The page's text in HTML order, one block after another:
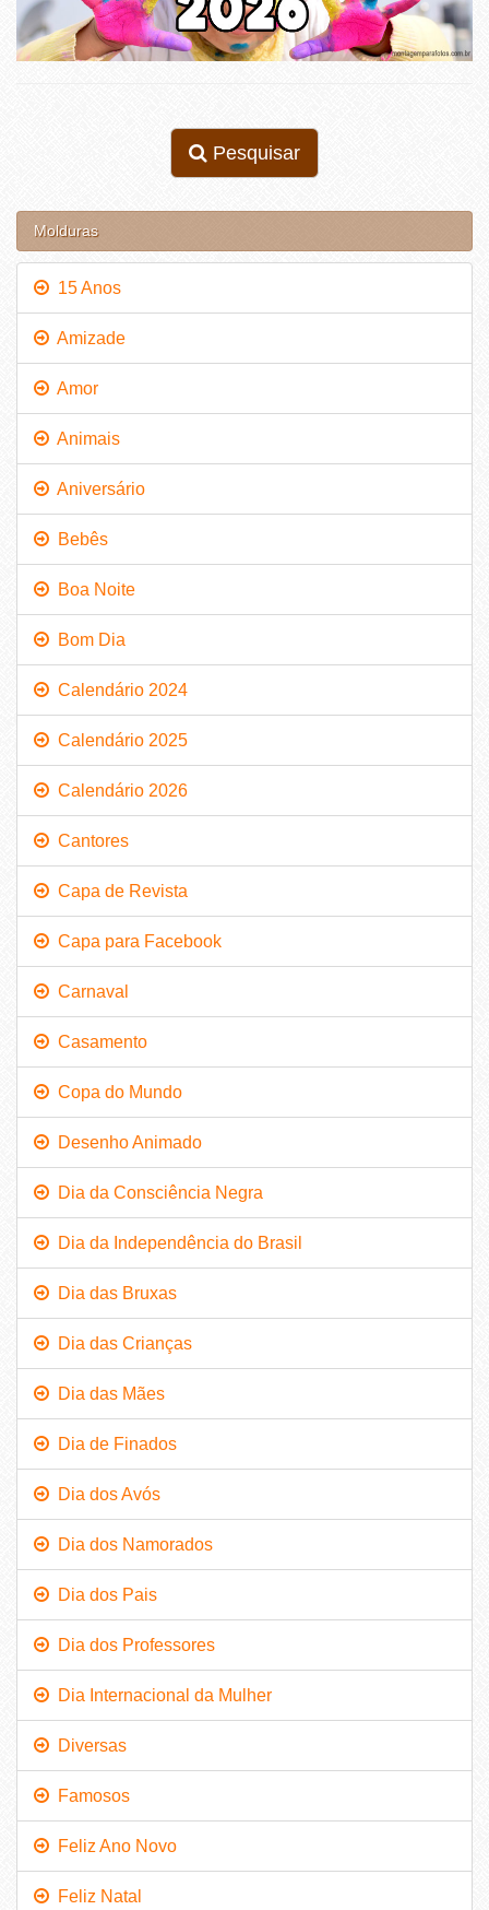
Pesquisar
Molduras
15 Anos
Amizade
Amor
Animais
Aniversário
Bebês
Boa Noite
Bom Dia
Calendário 2024
Calendário 2025
Calendário 2026
Cantores
Capa de Revista
Capa para Facebook
Carnaval
Casamento
Copa do Mundo
Desenho Animado
Dia da Consciência Negra
Dia da Independência do Brasil
Dia das Bruxas
Dia das Crianças
Dia das Mães
Dia de Finados
Dia dos Avós
Dia dos Namorados
Dia dos Pais
Dia dos Professores
Dia Internacional da Mulher
Diversas
Famosos
Feliz Ano Novo
Feliz Natal